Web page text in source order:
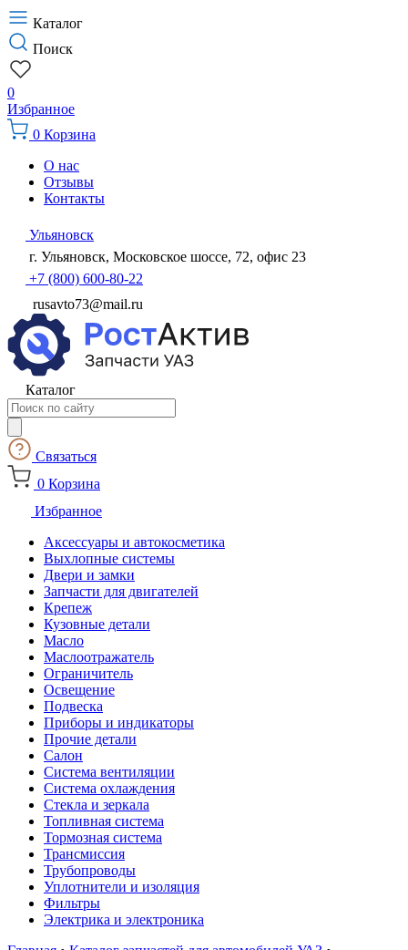
Каталог
Поиск
0
Избранное
0 Корзина
О нас
Отзывы
Контакты
Ульяновск
г. Ульяновск, Московское шоссе, 72, офис 23
+7 (800) 600-80-22
rusavto73@mail.ru
Каталог
Поиск
товаров
Связаться
0 Корзина
Избранное
Аксессуары и автокосметика
Выхлопные системы
Двери и замки
Запчасти для двигателей
Крепеж
Кузовные детали
Масло
Маслоотражатель
Ограничитель
Освещение
Подвеска
Приборы и индикаторы
Прочие детали
Салон
Система вентиляции
Система охлаждения
Стекла и зеркала
Топливная система
Тормозная система
Трансмиссия
Трубопроводы
Уплотнители и изоляция
Фильтры
Электрика и электроника